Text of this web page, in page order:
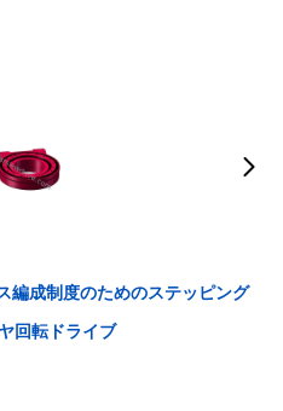
成制度のためのステッピング
回転ドライブ